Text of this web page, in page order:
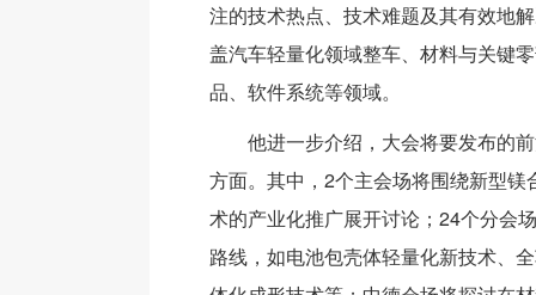
注的技术热点、技术难题及其有效地
盖汽车轻量化领域整车、材料与关键
品、软件系统等领域。
他进一步介绍，大会将要发布的
方面。其中，2个主会场将围绕新型镁
术的产业化推广展开讨论；24个分会
路线，如电池包壳体轻量化新技术、